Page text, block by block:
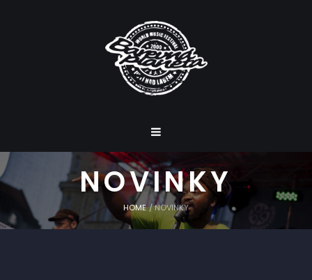
NOVINKY
HOME /NOVINKY